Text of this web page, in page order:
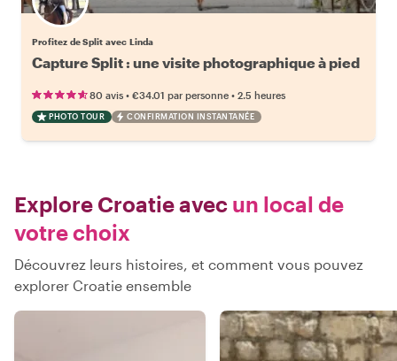
Profitez de Split avec Linda
Capture Split : une visite photographique à pied
80 avis • €34.01 par personne • 2.5 heures
PHOTO TOUR CONFIRMATION INSTANTANÉE
Explore Croatie avec un local de
votre choix
Découvrez leurs histoires, et comment vous pouvez
explorer Croatie ensemble